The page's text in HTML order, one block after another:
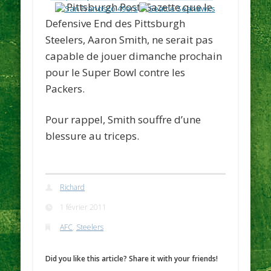
Pittsburgh Post-Gazetteque le
Defensive End des Pittsburgh
Steelers, Aaron Smith, ne serait pas
capable de jouer dimanche prochain
pour le Super Bowl contre les
Packers.
Pour rappel, Smith souffre d’une
blessure au triceps.
Richard
1 février 2011
AFC, Steelers
Did you like this article? Share it with your friends!